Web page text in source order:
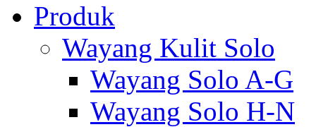
Produk
Wayang Kulit Solo
Wayang Solo A-G
Wayang Solo H-N